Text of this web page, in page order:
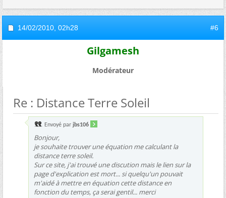
14/02/2010, 02h28 #6
Gilgamesh
Modérateur
Re : Distance Terre Soleil
Envoyé par jbs106
Bonjour,
je souhaite trouver une équation me calculant la
distance terre soleil.
Sur ce site, j'ai trouvé une discution mais le lien sur la
page d'explication est mort... si quelqu'un pouvait
m'aidé à mettre en équation cette distance en
fonction du temps, ça serai gentil... merci